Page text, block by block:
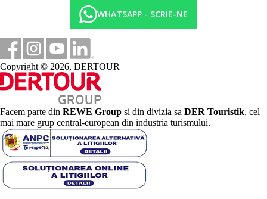
WHATSAPP - SCRIE-NE
Copyright © 2026, DERTOUR
Facem parte din REWE Group si din divizia sa DER Touristik, cel
mai mare grup central-european din industria turismului.